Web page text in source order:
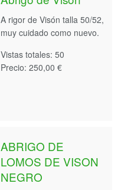
A rigor de Visón talla 50/52,
muy cuidado como nuevo.
Vistas totales: 50
Precio: 250,00 €
ABRIGO DE
LOMOS DE VISON
NEGRO